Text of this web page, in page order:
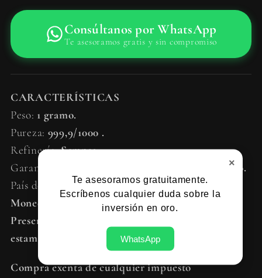
Consúltanos por WhatsApp
Te asesoramos gratis y sin compromiso
CARACTERÍSTICAS
Peso: 1 gramo.
Pureza: 999,9/1000 .
Refinería:Sempsa.
Garantía de autenticidad:
Número de serie único.
País de origen:España.
Moneda con únicamente valor de inversión
Presentada con un precinto y en formato de
estampación.
Compra exenta de cualquier impuesto
×
Te asesoramos gratuitamente.
Escríbenos cualquier duda sobre la
inversión en oro.
WhatsApp